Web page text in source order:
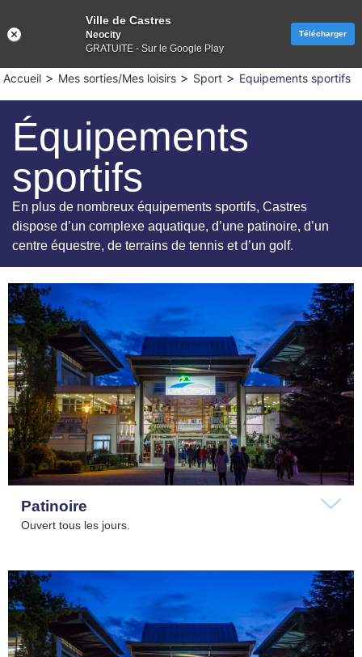
Accueil > Mes sorties/Mes loisirs > Sport > Equipements sportifs
Équipements
sportifs
En plus de nombreux équipements sportifs, Castres
dispose d’un complexe aquatique, d’une patinoire, d’un
centre équestre, de terrains de tennis et d’un golf.
Patinoire
Ouvert tous les jours.
Ville de Castres
Neocity
GRATUITE - Sur le Google Play
Télécharger